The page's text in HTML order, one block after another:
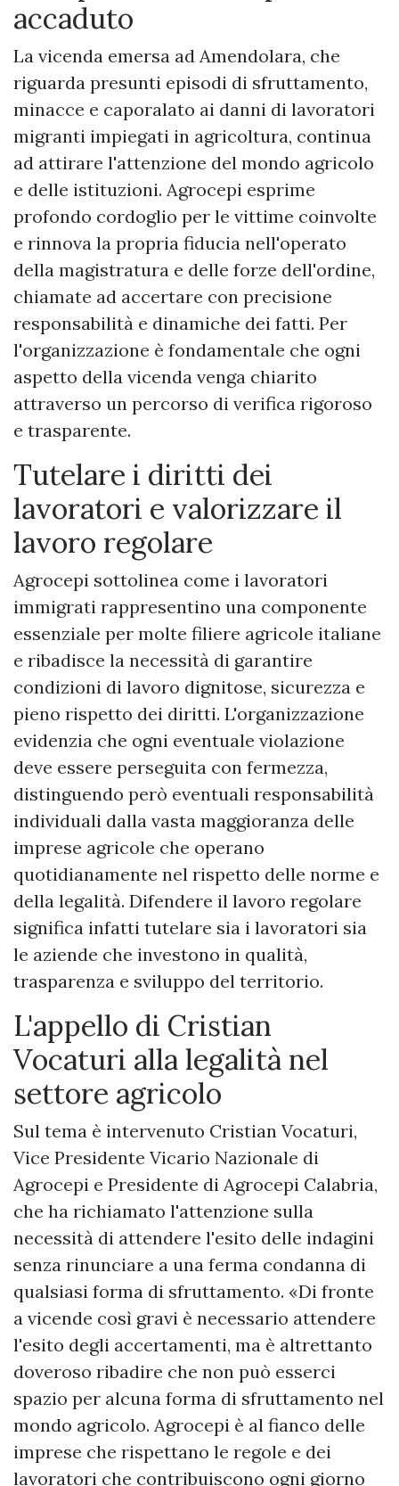
accaduto
La vicenda emersa ad Amendolara, che
riguarda presunti episodi di sfruttamento,
minacce e caporalato ai danni di lavoratori
migranti impiegati in agricoltura, continua
ad attirare l'attenzione del mondo agricolo
e delle istituzioni. Agrocepi esprime
profondo cordoglio per le vittime coinvolte
e rinnova la propria fiducia nell'operato
della magistratura e delle forze dell'ordine,
chiamate ad accertare con precisione
responsabilità e dinamiche dei fatti. Per
l'organizzazione è fondamentale che ogni
aspetto della vicenda venga chiarito
attraverso un percorso di verifica rigoroso
e trasparente.
Tutelare i diritti dei
lavoratori e valorizzare il
lavoro regolare
Agrocepi sottolinea come i lavoratori
immigrati rappresentino una componente
essenziale per molte filiere agricole italiane
e ribadisce la necessità di garantire
condizioni di lavoro dignitose, sicurezza e
pieno rispetto dei diritti. L'organizzazione
evidenzia che ogni eventuale violazione
deve essere perseguita con fermezza,
distinguendo però eventuali responsabilità
individuali dalla vasta maggioranza delle
imprese agricole che operano
quotidianamente nel rispetto delle norme e
della legalità. Difendere il lavoro regolare
significa infatti tutelare sia i lavoratori sia
le aziende che investono in qualità,
trasparenza e sviluppo del territorio.
L'appello di Cristian
Vocaturi alla legalità nel
settore agricolo
Sul tema è intervenuto Cristian Vocaturi,
Vice Presidente Vicario Nazionale di
Agrocepi e Presidente di Agrocepi Calabria,
che ha richiamato l'attenzione sulla
necessità di attendere l'esito delle indagini
senza rinunciare a una ferma condanna di
qualsiasi forma di sfruttamento. «Di fronte
a vicende così gravi è necessario attendere
l'esito degli accertamenti, ma è altrettanto
doveroso ribadire che non può esserci
spazio per alcuna forma di sfruttamento nel
mondo agricolo. Agrocepi è al fianco delle
imprese che rispettano le regole e dei
lavoratori che contribuiscono ogni giorno